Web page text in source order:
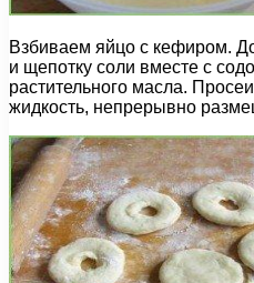
Взбиваем яйцо с кефиром.
и щепотку соли вместе с
растительного масла.
жидкость, непрерывно